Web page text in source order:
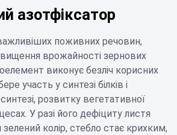
азотфіксатор
поживних речовин,
врожайності зернових
виконує безліч корисних
участь у синтезі білків і
розвитку вегетативної
У разі його дефіциту листя
колір, стебло стає крихким,